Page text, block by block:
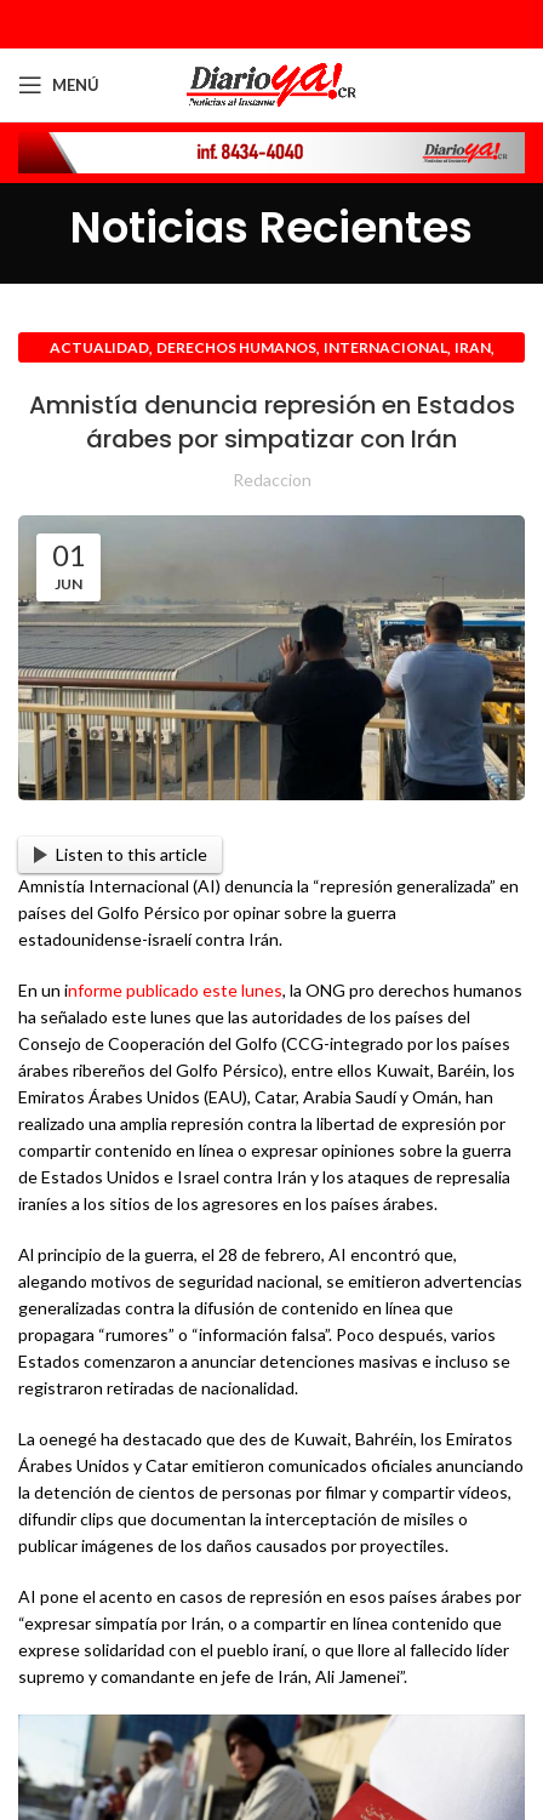
MENÚ
Noticias Recientes
ACTUALIDAD, DERECHOS HUMANOS, INTERNACIONAL, IRAN,
Amnistía denuncia represión en Estados
árabes por simpatizar con Irán
Redaccion
01
JUN
Listen to this article
Amnistía Internacional (AI) denuncia la “represión generalizada” en
países del Golfo Pérsico por opinar sobre la guerra
estadounidense-israelí contra Irán.
En un informe publicado este lunes, la ONG pro derechos humanos
ha señalado este lunes que las autoridades de los países del
Consejo de Cooperación del Golfo (CCG-integrado por los países
árabes ribereños del Golfo Pérsico), entre ellos Kuwait, Baréin, los
Emiratos Árabes Unidos (EAU), Catar, Arabia Saudí y Omán, han
realizado una amplia represión contra la libertad de expresión por
compartir contenido en línea o expresar opiniones sobre la guerra
de Estados Unidos e Israel contra Irán y los ataques de represalia
iraníes a los sitios de los agresores en los países árabes.
Al principio de la guerra, el 28 de febrero, AI encontró que,
alegando motivos de seguridad nacional, se emitieron advertencias
generalizadas contra la difusión de contenido en línea que
propagara “rumores” o “información falsa”. Poco después, varios
Estados comenzaron a anunciar detenciones masivas e incluso se
registraron retiradas de nacionalidad.
La oenegé ha destacado que des de Kuwait, Bahréin, los Emiratos
Árabes Unidos y Catar emitieron comunicados oficiales anunciando
la detención de cientos de personas por filmar y compartir vídeos,
difundir clips que documentan la interceptación de misiles o
publicar imágenes de los daños causados ​​por proyectiles.
AI pone el acento en casos de represión en esos países árabes por
“expresar simpatía por Irán, o a compartir en línea contenido que
exprese solidaridad con el pueblo iraní, o que llore al fallecido líder
supremo y comandante en jefe de Irán, Ali Jamenei”.